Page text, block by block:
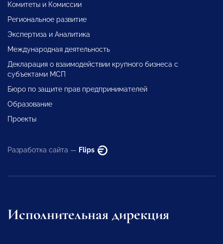
Комитеты и Комиссии
Региональное развитие
Экспертиза и Аналитика
Международная деятельность
Декларация о взаимодействии крупного бизнеса с
субъектами МСП
Бюро по защите прав предпринимателей
Образование
Проекты
Разработка сайта — Flips
Исполнительная дирекция